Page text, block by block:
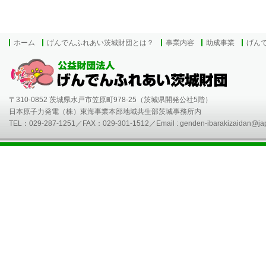
ホーム げんでんふれあい茨城財団とは？ 事業内容 助成事業 げん
〒310-0852 茨城県水戸市笠原町978-25（茨城県開発公社5階）
日本原子力発電（株）東海事業本部地域共生部茨城事務所内
TEL：029-287-1251／FAX：029-301-1512／Email : genden-